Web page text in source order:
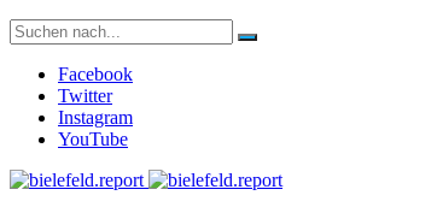
Suche
nach:
Facebook
Twitter
Instagram
YouTube